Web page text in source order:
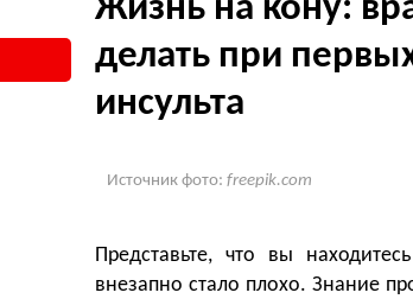
Жизнь на кону:
делать при
инсульта
Источник фото: freepik.com
Представьте, что вы
внезапно стало плохо. Знание